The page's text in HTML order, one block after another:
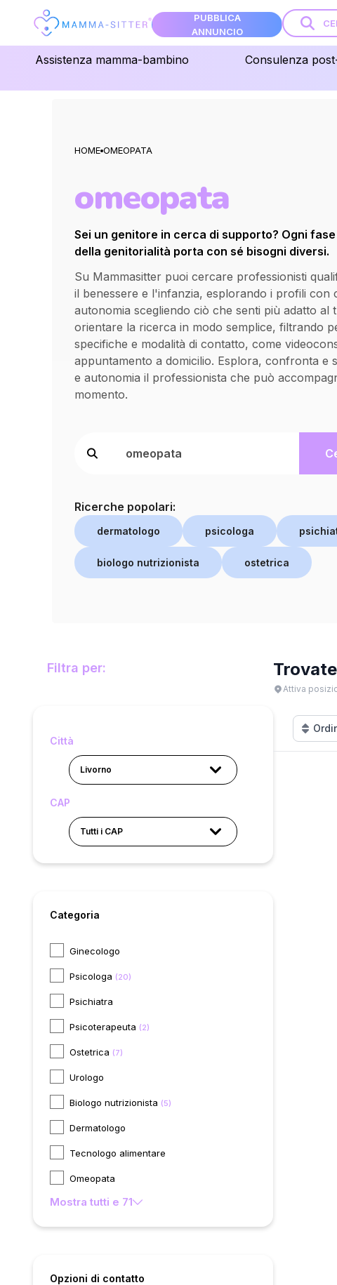
PUBBLICA
ANNUNCIO
Assistenza mamma-bambino Consulenza
HOME OMEOPATA
omeopata
Sei un genitore in cerca di supporto? Ogni
della genitorialità porta con sé bisogni diversi.
Su Mammasitter puoi cercare professionisti
il benessere e l'infanzia, esplorando i profili con
autonomia scegliendo ciò che senti più adatto al
orientare la ricerca in modo semplice, filtrando
specifiche e modalità di contatto, come
appuntamento a domicilio. Esplora, confronta e
e autonomia il professionista che può
momento.
Ricerche popolari:
dermatologo psicologa
biologo nutrizionista ostetrica
Filtra per:
Città
Livorno
CAP
Tutti i CAP
Categoria
Ginecologo
Psicologa (20)
Psichiatra
Psicoterapeuta (2)
Ostetrica (7)
Urologo
Biologo nutrizionista (5)
Dermatologo
Tecnologo alimentare
Omeopata
Mostra tutti e 71
Opzioni di contatto
Attiva